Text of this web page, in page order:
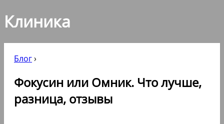
Клиника
Блог›
Фокусин или Омник. Что лучше,
разница, отзывы